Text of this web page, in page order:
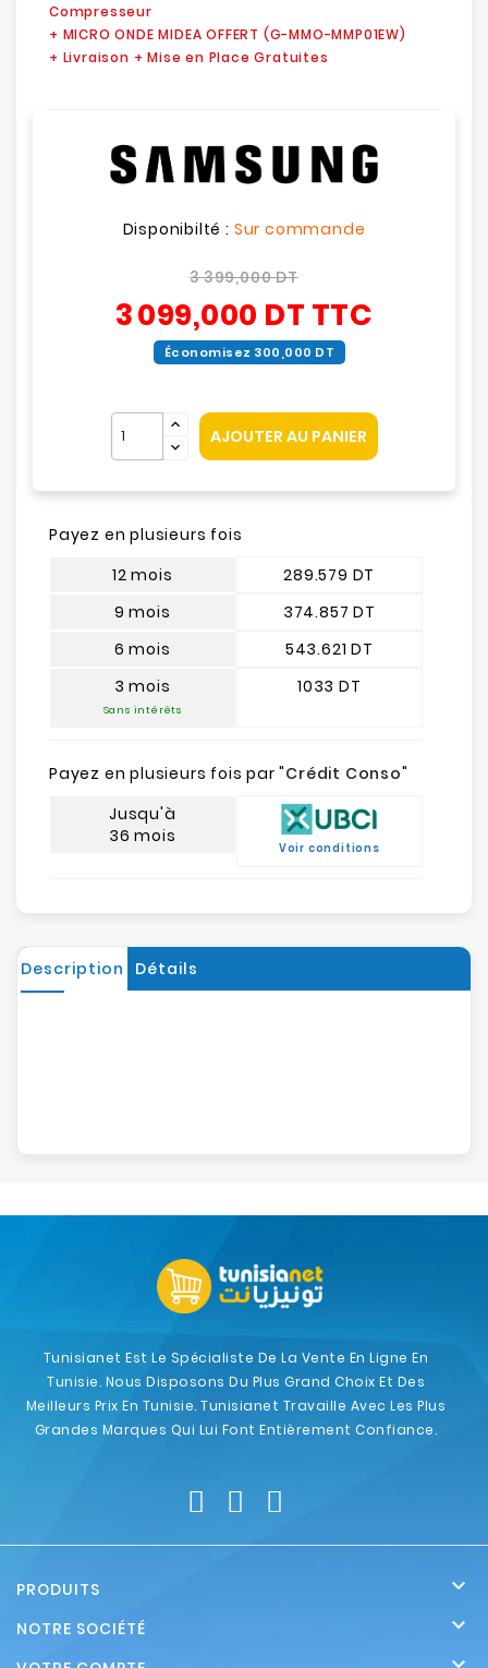
Compresseur
+ MICRO ONDE MIDEA OFFERT (G-MMO-MMP01EW)
+ Livraison + Mise en Place Gratuites
Disponibilté : Sur commande
3 399,000 DT
3 099,000 DT TTC
Économisez 300,000 DT
AJOUTER AU PANIER
Payez en plusieurs fois
12 mois
9 mois
6 mois
3 mois
Sans intérêts
289.579 DT
374.857 DT
543.621 DT
1033 DT
Payez en plusieurs fois par "Crédit Conso"
Jusqu'à
36 mois
Voir conditions
Description Détails
Tunisianet Est Le Spécialiste De La Vente En Ligne En
Tunisie. Nous Disposons Du Plus Grand Choix Et Des
Meilleurs Prix En Tunisie. Tunisianet Travaille Avec Les Plus
Grandes Marques Qui Lui Font Entièrement Confiance.
PRODUITS 
NOTRE SOCIÉTÉ 